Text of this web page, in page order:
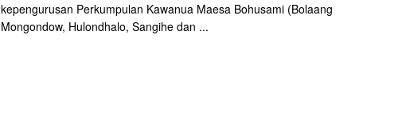
kepengurusan Perkumpulan Kawanua Maesa Bohusami (Bolaang
Mongondow, Hulondhalo, Sangihe dan ...